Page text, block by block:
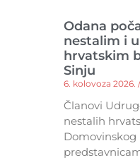
Odana
nestalim i
hrvatskim
Sinju
6. kolovoza 2026.
Članovi
nestalih
Domovinskog